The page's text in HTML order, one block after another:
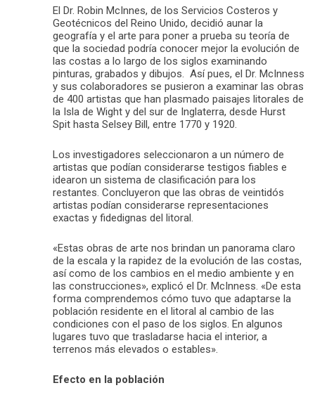
El Dr. Robin McInnes, de los Servicios Costeros y
Geotécnicos del Reino Unido, decidió aunar la
geografía y el arte para poner a prueba su teoría de
que la sociedad podría conocer mejor la evolución de
las costas a lo largo de los siglos examinando
pinturas, grabados y dibujos. Así pues, el Dr. McInness
y sus colaboradores se pusieron a examinar las obras
de 400 artistas que han plasmado paisajes litorales de
la Isla de Wight y del sur de Inglaterra, desde Hurst
Spit hasta Selsey Bill, entre 1770 y 1920.
Los investigadores seleccionaron a un número de
artistas que podían considerarse testigos fiables e
idearon un sistema de clasificación para los
restantes. Concluyeron que las obras de veintidós
artistas podían considerarse representaciones
exactas y fidedignas del litoral.
«Estas obras de arte nos brindan un panorama claro
de la escala y la rapidez de la evolución de las costas,
así como de los cambios en el medio ambiente y en
las construcciones», explicó el Dr. McInness. «De esta
forma comprendemos cómo tuvo que adaptarse la
población residente en el litoral al cambio de las
condiciones con el paso de los siglos. En algunos
lugares tuvo que trasladarse hacia el interior, a
terrenos más elevados o estables».
Efecto en la población